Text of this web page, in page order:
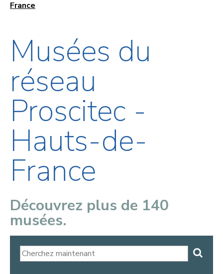
France
Musées du
réseau
Proscitec -
Hauts-de-
France
Découvrez plus de 140
musées.